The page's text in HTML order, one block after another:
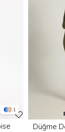
1
Düğme